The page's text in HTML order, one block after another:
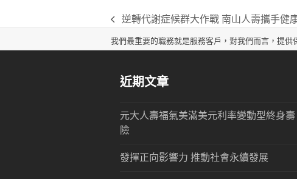
previous
post:
逆轉代謝症候群大作戰 南山人壽攜手健
我們最重要的職務就是服務客戶，對我們而言，提
近期文章
元大人壽福氣美滿美元利率變動型終身壽
險
發揮正向影響力 推動社會永續發展